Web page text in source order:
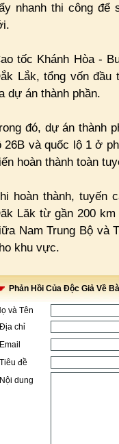
nhanh thi công để
tốc Khánh Hòa -
Lắk, tổng vốn đầu
dự án thành phần.
đó, dự án thành
26B và quốc lộ 1 ở
hoàn thành toàn
hoàn thành, tuyến
Lăk từ gần 200 km
Nam Trung Bộ và
khu vực.
Phản Hồi Của Độc Giả Về
và Tên
Địa chỉ
Email
Tiêu đề
Nội dung